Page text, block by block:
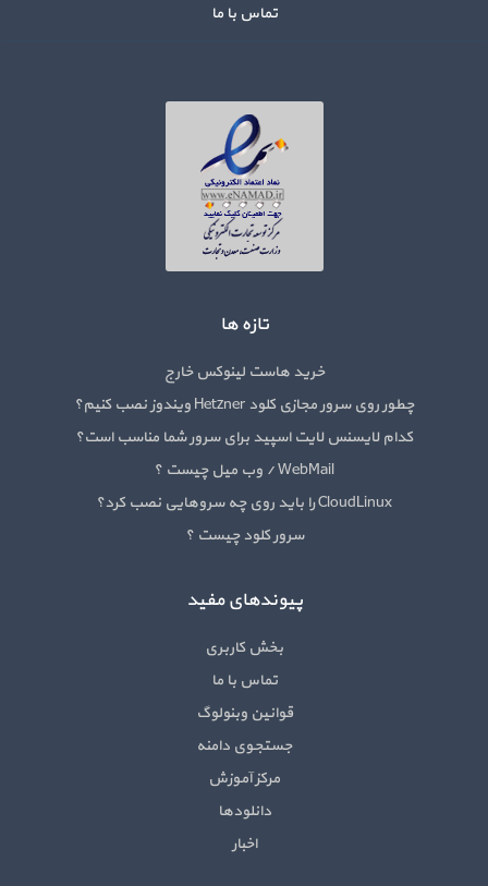
تماس با ما
تازه ها
خرید هاست لینوکس خارج
چطور روی سرور مجازی کلود Hetzner ویندوز نصب کنیم؟
کدام لایسنس لایت اسپید برای سرور شما مناسب است؟
WebMail / وب میل چیست ؟
CloudLinux را باید روی چه سروهایی نصب کرد؟
سرور کلود چیست ؟
پیوندهای مفید
بخش کاربری
تماس با ما
قوانین وبنولوگ
جستجوی دامنه
مرکز آموزش
دانلودها
اخبار